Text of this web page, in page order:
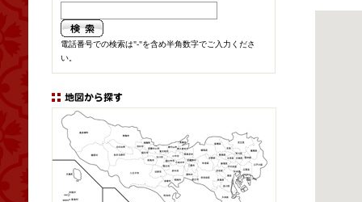
電話番号での検索は"-"を含め半角数字でご入力くださ
い。